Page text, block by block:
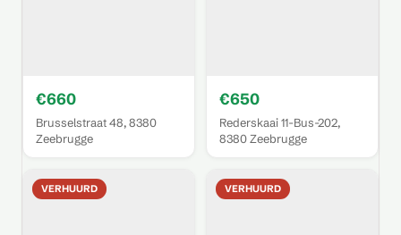
€660
Brusselstraat 48, 8380
Zeebrugge
€650
Rederskaai 11-Bus-202,
8380 Zeebrugge
VERHUURD VERHUURD